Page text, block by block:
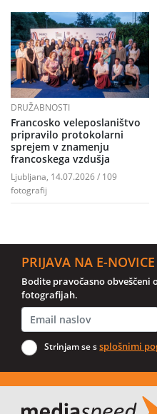
DRUŽABNOSTI
Francosko veleposlaništvo
pripravilo protokolarni
sprejem v znamenju
francoskega vzdušja
Ljubljana, 14.07.2026 / 109
fotografij
PRIJAVA NA E-NOVICE
Bodite pravočasno obveščeni
fotografijah.
Strinjam se ssplošnimi